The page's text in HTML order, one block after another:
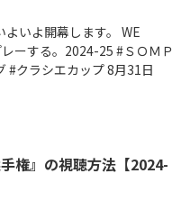
いよ開幕します。 WE
ーする。2024-25 #ＳＯＭＰ
#クラシエカップ 8月31日
権』の視聴方法【2024-